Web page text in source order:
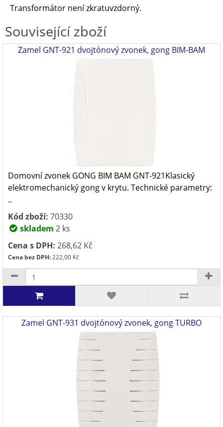
Transformátor není zkratuvzdorný.
Související zboží
Zamel GNT-921 dvojtónový zvonek, gong BIM-BAM
Domovní zvonek GONG BIM BAM GNT-921Klasický
elektromechanický gong v krytu. Technické parametry:
..
Kód zboží: 70330
skladem 2 ks
Cena s DPH: 268,62 Kč
Cena bez DPH:222,00 Kč
Zamel GNT-931 dvojtónový zvonek, gong TURBO